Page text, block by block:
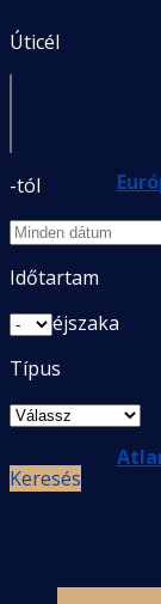
Úticél
-tól
Időtartam
éjszaka
Típus
Keresés